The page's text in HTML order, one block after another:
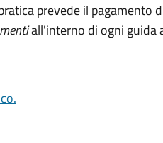
prevede il pagamento
all'interno di ogni guida